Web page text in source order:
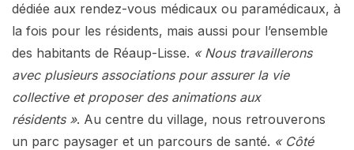
dédiée aux rendez-vous médicaux ou paramédicaux, à
la fois pour les résidents, mais aussi pour l’ensemble
des habitants de Réaup-Lisse. « Nous travaillerons
avec plusieurs associations pour assurer la vie
collective et proposer des animations aux
résidents ». Au centre du village, nous retrouverons
un parc paysager et un parcours de santé. « Côté